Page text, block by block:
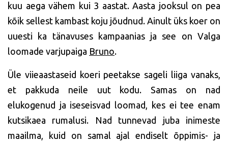
kuu aega vähem kui 3 aastat. Aasta jooksul on pea
kõik sellest kambast koju jõudnud. Ainult üks koer on
uuesti ka tänavuses kampaanias ja see on Valga
loomade varjupaiga Bruno.
Üle viieaastaseid koeri peetakse sageli liiga vanaks,
et pakkuda neile uut kodu. Samas on nad
elukogenud ja iseseisvad loomad, kes ei tee enam
kutsikaea rumalusi. Nad tunnevad juba inimeste
maailma, kuid on samal ajal endiselt õppimis- ja